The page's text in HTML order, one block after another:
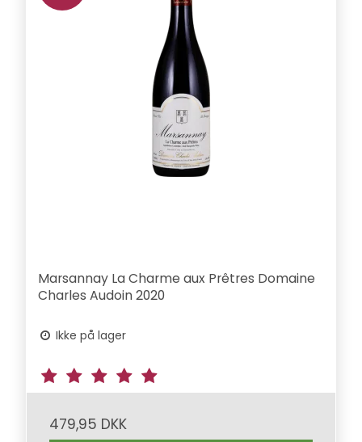
Marsannay La Charme aux Prêtres Domaine
Charles Audoin 2020
Ikke på lager
479,95 DKK